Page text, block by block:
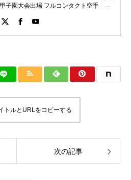
子園大会出場 フルコンタクト空手 日
イト級新人王 FOKウェルター級王者
ライト級日本王者 トレーニング依頼は
トルとURLをコピーする
次の記事